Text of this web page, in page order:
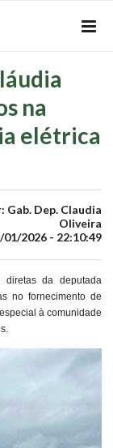
na
elétrica
Gab. Dep. Claudia
Oliveira
01/2026 - 22:10:49
diretas da deputada
no fornecimento de
à comunidade